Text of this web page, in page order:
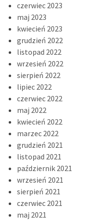
czerwiec 2023
maj 2023
kwiecień 2023
grudzień 2022
listopad 2022
wrzesień 2022
sierpień 2022
lipiec 2022
czerwiec 2022
maj 2022
kwiecień 2022
marzec 2022
grudzień 2021
listopad 2021
październik 2021
wrzesień 2021
sierpień 2021
czerwiec 2021
maj 2021